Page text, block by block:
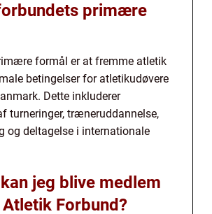
primære
formål er at fremme atletik
betingelser for atletikudøvere
Dette inkluderer
turneringer, træneruddannelse,
og deltagelse i internationale
jeg blive medlem
Forbund?